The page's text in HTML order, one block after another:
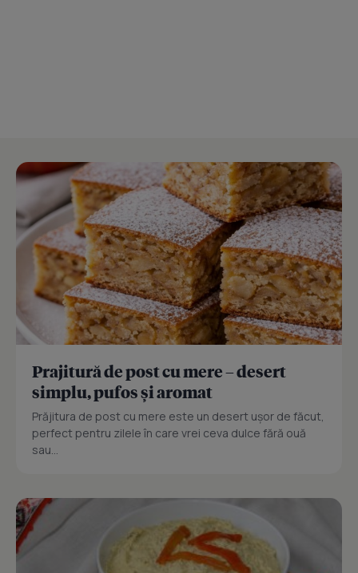
Prajitură de post cu mere – desert
simplu, pufos și aromat
Prăjitura de post cu mere este un desert ușor de făcut,
perfect pentru zilele în care vrei ceva dulce fără ouă
sau...